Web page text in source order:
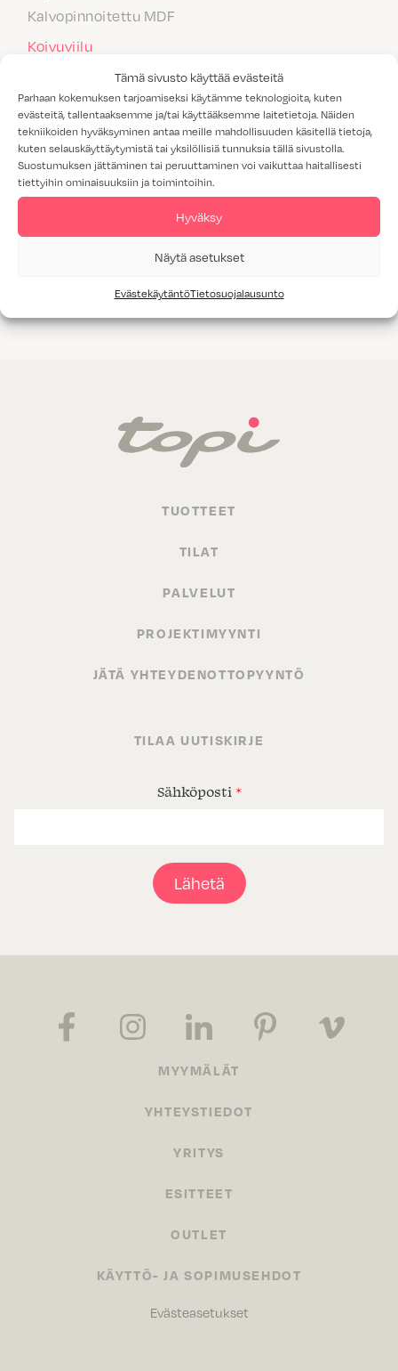
Tämä sivusto käyttää evästeitä
Parhaan kokemuksen tarjoamiseksi käytämme teknologioita, kuten
evästeitä, tallentaaksemme ja/tai käyttääksemme laitetietoja. Näiden
tekniikoiden hyväksyminen antaa meille mahdollisuuden käsitellä tietoja,
kuten selauskäyttäytymistä tai yksilöllisiä tunnuksia tällä sivustolla.
Suostumuksen jättäminen tai peruuttaminen voi vaikuttaa haitallisesti
tiettyihin ominaisuuksiin ja toimintoihin.
Hyväksy
Näytä asetukset
EvästekäytäntöTietosuojalausunto
Kalvopinnoitettu MDF
Koivuviilu
Maalattu MDF
Massiivipuu
Melamiini
Tammiviilu
Valitettavasti annetuilla hakukriteereillä ei löytynyt yhtään
TUOTTEET
TILAT
PALVELUT
PROJEKTIMYYNTI
JÄTÄ YHTEYDENOTTOPYYNTÖ
TILAA UUTISKIRJE
Sähköposti *
Lähetä
MYYMÄLÄT
YHTEYSTIEDOT
YRITYS
ESITTEET
OUTLET
KÄYTTÖ- JA SOPIMUSEHDOT
Evästeasetukset